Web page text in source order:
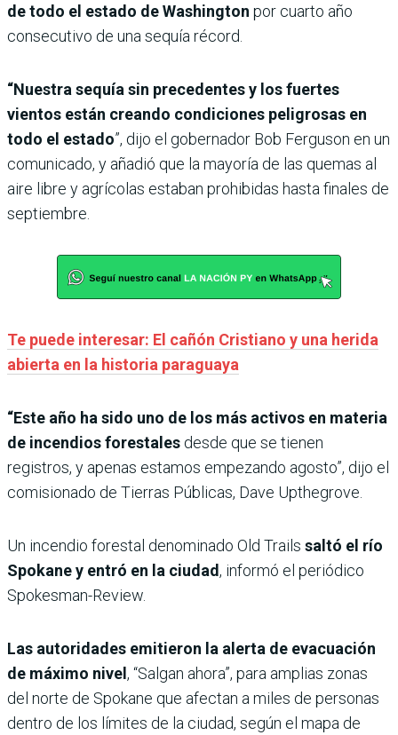
de todo el estado de Washington por cuarto año
consecutivo de una sequía récord.
“Nuestra sequía sin precedentes y los fuertes
vientos están creando condiciones peligrosas en
todo el estado”, dijo el gobernador Bob Ferguson en un
comunicado, y añadió que la mayoría de las quemas al
aire libre y agrícolas estaban prohibidas hasta finales de
septiembre.
Te puede interesar: El cañón Cristiano y una herida
abierta en la historia paraguaya
“Este año ha sido uno de los más activos en materia
de incendios forestales desde que se tienen
registros, y apenas estamos empezando agosto”, dijo el
comisionado de Tierras Públicas, Dave Upthegrove.
Un incendio forestal denominado Old Trails saltó el río
Spokane y entró en la ciudad, informó el periódico
Spokesman-Review.
Las autoridades emitieron la alerta de evacuación
de máximo nivel, “Salgan ahora”, para amplias zonas
del norte de Spokane que afectan a miles de personas
dentro de los límites de la ciudad, según el mapa de